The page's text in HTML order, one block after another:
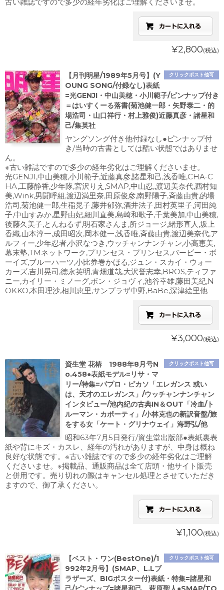
¥2,800(税込)
クリックポスト他可
【月刊明星/1989年5月号】(Y
OUNG SONG/付録なし)表紙
=光GENJI・中山美穂・小川範子/ピンナップ付き
＝はいすくーる落書(菊池健一郎・矢野泰二・的
場浩司・山口祥行・村上雅俊)近藤真彦・諸星和
己/集英社
ヤングソング付き他付録なし●ピンナップ付
き/当時の古書としては酷い状態ではありませ
ん。
※古い雑誌ですので多少の経年劣化はご理解くださいませ。
光GENJI,中山美穂,小川範子,近藤真彦,諸星和己,浅香唯,CHA-C
HA,工藤静香,少年隊,宮沢りえ,SMAP,中山忍,,渡辺美奈代,西村知
美,Wink,男闘呼組,渡辺満里奈,田原俊彦,南野陽子,斉藤由貴,的場
浩司,菊池健一郎,生稲晃子,藤井郁弥,酒井法子,田村英里子,河田純
子,中山すみか,星野由妃,細川直美,島崎和歌子,千葉美加,中山美穂,
後藤久美子,とんねるず,明石家さんま,所ジョージ,緒形直人,坂上
香織,山本淳一,成田昭次,岡本健一,浅香唯,斉藤由貴,渡辺美奈代,ア
ルフィー,少年忍者,小沢なつき,ウッチャンナンチャン,小高恵美,
幕末塾,TMネットワーク,プリンセス・プリンセス,バービー・ボ
ーイズ,ブルーハーツ,小比券巻かほる,ジュン・スカイ・ウォー
カーズ,吉川晃司,徳永英明,青畑道哉,大沢誉志幸,BROS,ティファ
ニー,カイリー・ミノーグ,ボン・ジョヴィ,池谷幸雄,藤田美紀,N
OKKO,本田理沙,相川恵里,サンプラザ中野,BaBe,深津絵里他
¥3,000(税込)
クリックポスト他可
資生堂 花椿 1988年8月号N
o.458●表紙モデル=リサ・マ
リー/特集=パプロ・ピカソ「エレガンス 或い
は、天才のエレガンス」/ウッチャンナンチャン
インタビュー/池内紀の古典IN＆OUT「冷血/ト
ルーマン・カポーティ」/小林克也の新訳音盤/旅
をする女「ケート・グリナウェイ」海野弘/他
昭和63年7月5日発行/資生堂出版部●表紙裏表
紙や背にキズ・カスレ、経年の汚れがありますが、中身は概ね
良好な状態です。※古い雑誌ですので多少の経年劣化はご理解
くださいませ。※掲載品、通販商品は全て店頭・他サイト販売
と併用です。売り切れの際はキャンセル処理とさせていただき
ますので、御了承ください。
¥1,100(税込)
クリックポスト他可
【ベスト・ワン(BestOne)/1
992年2月号】(SMAP、L.Lブ
ラザーズ、BIGポスター付)表紙・特集=諸星和